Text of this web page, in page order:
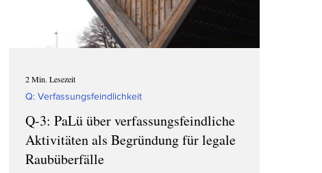
T: Große Lügen
Q-3: PaLü über verfassungsfeindliche
Aktivitäten als Begründung für legale
Raubüberfälle
Q: Verfassungsfeindlichkeit
2 Min. Lesezeit